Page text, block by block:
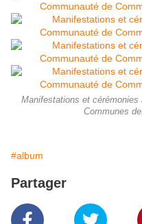
Manifestations et
Communes
#album
Partager